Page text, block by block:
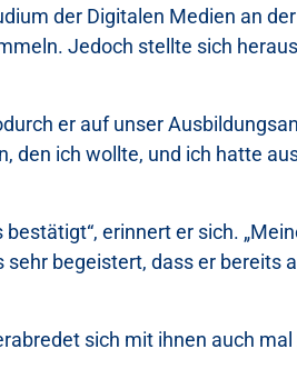
der Digitalen Medien an
Jedoch stellte sich
er auf unser
ich wollte, und ich hatte
erinnert er sich.
begeistert, dass er
sich mit ihnen auch